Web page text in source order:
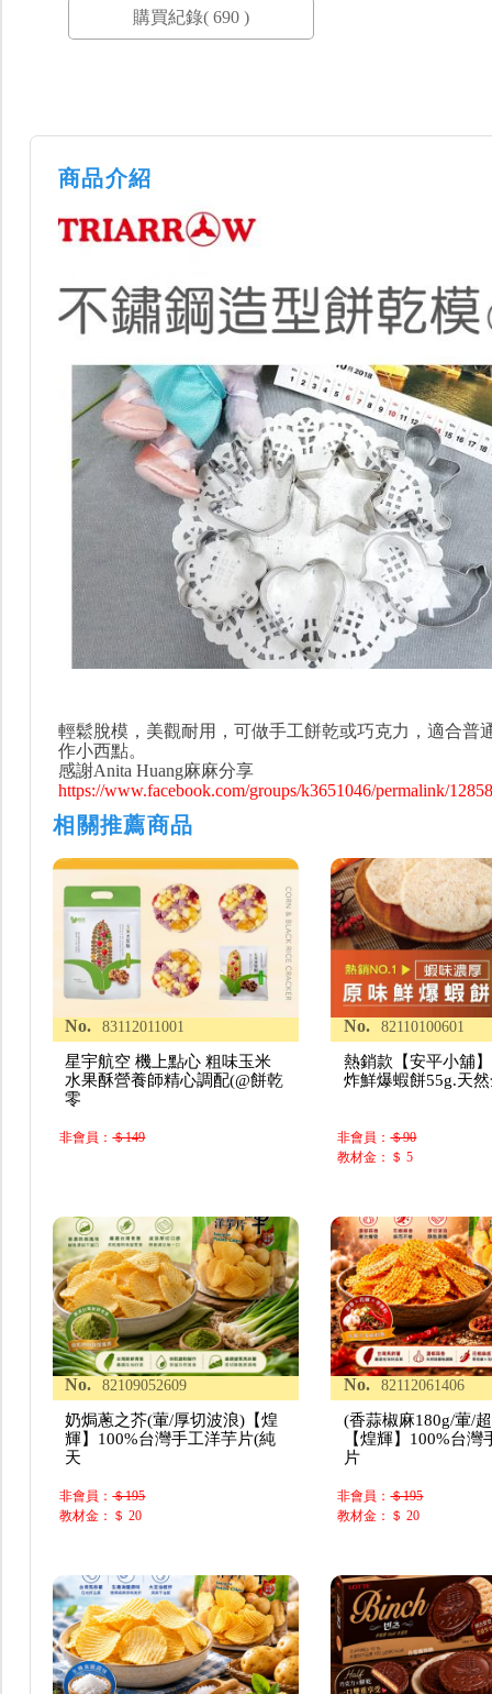
商品介紹
輕鬆脫模，美觀耐用，可做手工餅乾或巧克力，適合普
作小西點。
感謝Anita Huang麻麻分享
https://www.facebook.com/groups/k3651046/permalink/
相關推薦商品
No. 83112011001
星宇航空 機上點心 粗味玉米
水果酥營養師精心調配(@餅乾
零
非會員：＄149
No. 82110100601
熱銷款【安平小舖
炸鮮爆蝦餅55g.天
非會員：＄90
教材金：＄ 5
No. 82109052609
奶焗蔥之芥(葷/厚切波浪)【煌
輝】100%台灣手工洋芋片(純
天
非會員：＄195
教材金：＄ 20
No. 82112061406
(香蒜椒麻180g/葷/
【煌輝】100%台灣
片
非會員：＄195
教材金：＄ 20